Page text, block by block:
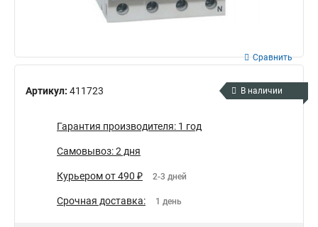
Артикул: 411723
Сравнить
В наличии
Гарантия производителя: 1 год
Самовывоз: 2 дня
Курьером от 490 ₽ 2-3 дней
Срочная доставка: 1 день